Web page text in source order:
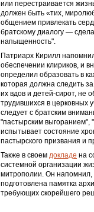
или перестраивается
должен быть «тих,
общением привлекать
братскому диалогу —
напыщенность".
Патриарх Кирилл
обеспечении клириков, и
определил образовать в
которая должна следить
их вдов и детей-сирот, не
трудившихся в церковных
следует с братским
"пастырским выгоранием",
испытывает состояние
пастырского призвания и
Также в своем докладе на
системной организации
митрополии. Он напомнил,
подготовлена памятка
требующих скорейшего